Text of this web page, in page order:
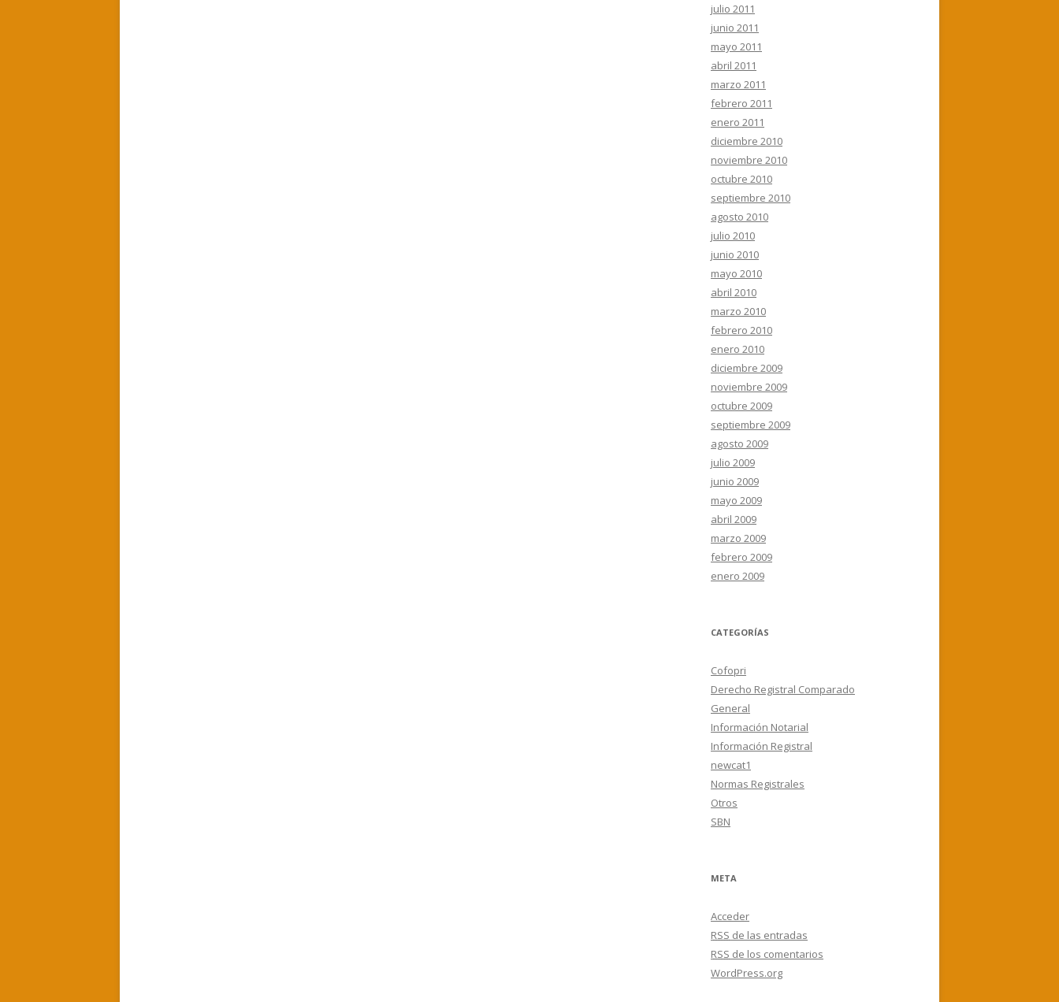
julio 2011
junio 2011
mayo 2011
abril 2011
marzo 2011
febrero 2011
enero 2011
diciembre 2010
noviembre 2010
octubre 2010
septiembre 2010
agosto 2010
julio 2010
junio 2010
mayo 2010
abril 2010
marzo 2010
febrero 2010
enero 2010
diciembre 2009
noviembre 2009
octubre 2009
septiembre 2009
agosto 2009
julio 2009
junio 2009
mayo 2009
abril 2009
marzo 2009
febrero 2009
enero 2009
CATEGORÍAS
Cofopri
Derecho Registral Comparado
General
Información Notarial
Información Registral
newcat1
Normas Registrales
Otros
SBN
META
Acceder
RSS de las entradas
RSS de los comentarios
WordPress.org